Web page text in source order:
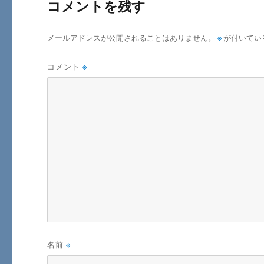
コメントを残す
メールアドレスが公開されることはありません。 ※ が付いて
コメント※
名前※